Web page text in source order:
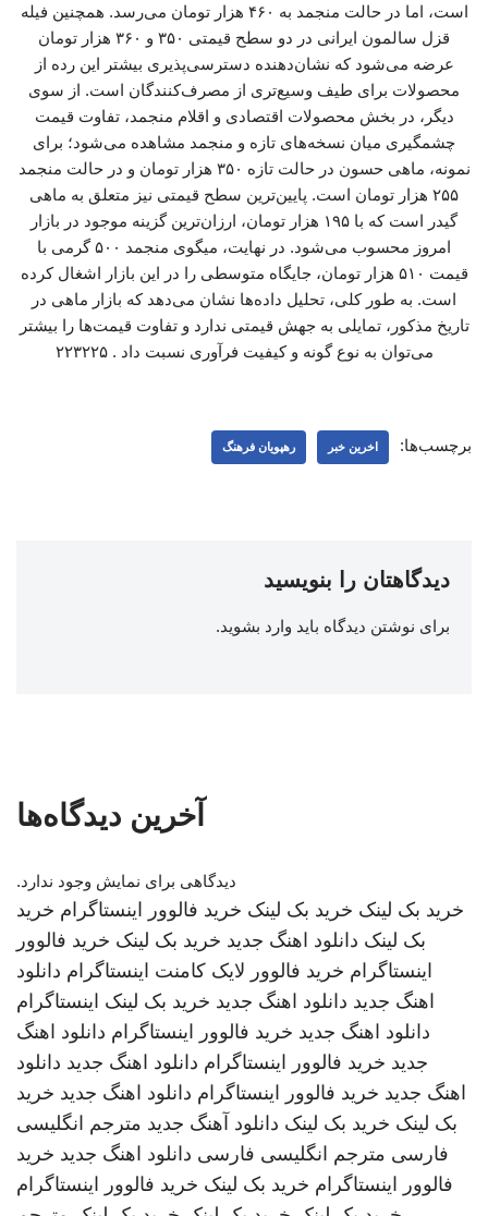
است، اما در حالت منجمد به ۴۶۰ هزار تومان می‌رسد. همچنین فیله
قزل سالمون ایرانی در دو سطح قیمتی ۳۵۰ و ۳۶۰ هزار تومان
عرضه می‌شود که نشان‌دهنده دسترسی‌پذیری بیشتر این رده از
محصولات برای طیف وسیع‌تری از مصرف‌کنندگان است. از سوی
دیگر، در بخش محصولات اقتصادی و اقلام منجمد، تفاوت قیمت
چشمگیری میان نسخه‌های تازه و منجمد مشاهده می‌شود؛ برای
نمونه، ماهی حسون در حالت تازه ۳۵۰ هزار تومان و در حالت منجمد
۲۵۵ هزار تومان است. پایین‌ترین سطح قیمتی نیز متعلق به ماهی
گیدر است که با ۱۹۵ هزار تومان، ارزان‌ترین گزینه موجود در بازار
امروز محسوب می‌شود. در نهایت، میگوی منجمد ۵۰۰ گرمی با
قیمت ۵۱۰ هزار تومان، جایگاه متوسطی را در این بازار اشغال کرده
است. به طور کلی، تحلیل داده‌ها نشان می‌دهد که بازار ماهی در
تاریخ مذکور، تمایلی به جهش قیمتی ندارد و تفاوت قیمت‌ها را بیشتر
می‌توان به نوع گونه و کیفیت فرآوری نسبت داد . ۲۲۳۲۲۵
برچسب‌ها: اخرین خبر رهپویان فرهنگ
دیدگاهتان را بنویسید
برای نوشتن دیدگاه باید وارد بشوید.
آخرین دیدگاه‌ها
دیدگاهی برای نمایش وجود ندارد.
خرید بک لینک خرید بک لینک خرید فالوور اینستاگرام خرید
بک لینک دانلود اهنگ جدید خرید بک لینک خرید فالوور
اینستاگرام خرید فالوور لایک کامنت اینستاگرام دانلود
اهنگ جدید دانلود اهنگ جدید خرید بک لینک اینستاگرام
دانلود اهنگ جدید خرید فالوور اینستاگرام دانلود اهنگ
جدید خرید فالوور اینستاگرام دانلود اهنگ جدید دانلود
اهنگ جدید خرید فالوور اینستاگرام دانلود اهنگ جدید خرید
بک لینک خرید بک لینک دانلود آهنگ جدید مترجم انگلیسی
فارسی مترجم انگلیسی فارسی دانلود اهنگ جدید خرید
فالوور اینستاگرام خرید بک لینک خرید فالوور اینستاگرام